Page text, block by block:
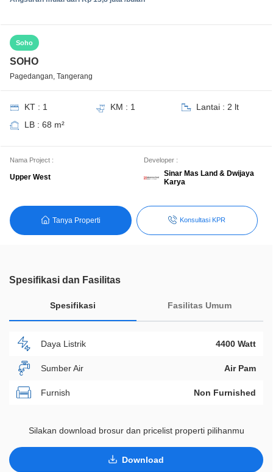
Soho
SOHO
Pagedangan, Tangerang
KT : 1 KM : 1
Lantai : 2 lt
LB : 68 m²
Nama Project :
Upper West
Developer :
Sinar Mas Land & Dwijaya
Karya
Tanya Properti Konsultasi KPR
Spesifikasi dan Fasilitas
Spesifikasi Fasilitas Umum
Daya Listrik 4400 Watt
Sumber Air Air Pam
Furnish Non Furnished
Silakan download brosur dan pricelist properti pilihanmu
Download